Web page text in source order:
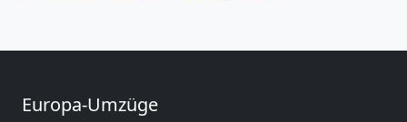
Europa-Umzüge